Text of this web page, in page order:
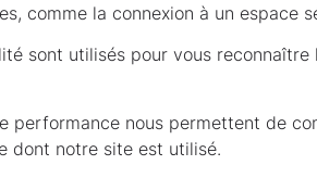
comme la connexion à un espace
sont utilisés pour vous
performance nous permettent de
dont notre site est utilisé.